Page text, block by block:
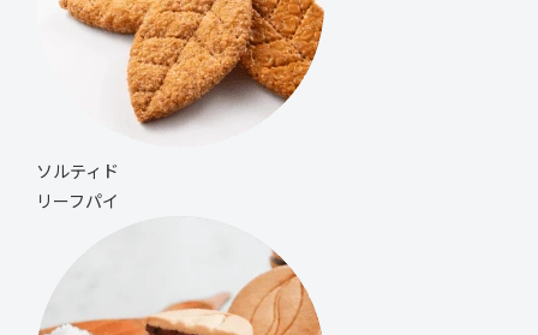
ソルティド
リーフパイ